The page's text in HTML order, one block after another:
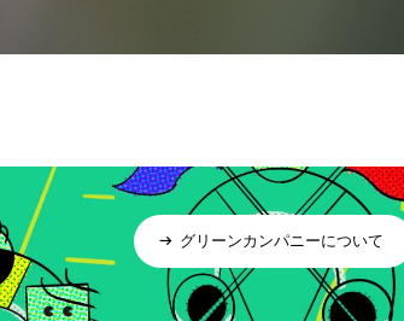
グリーンカンパニーについて